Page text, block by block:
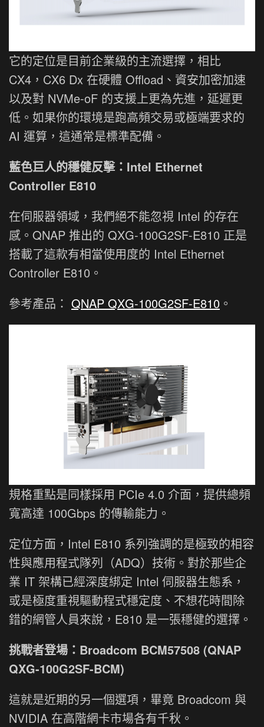
它的定位是目前企業級的主流選擇，相比
CX4，CX6 Dx 在硬體 Offload、資安加密加速
以及對 NVMe-oF 的支援上更為先進，延遲更
低。如果你的環境是跑高頻交易或極端要求的
AI 運算，這通常是標準配備。
藍色巨人的穩健反擊：Intel Ethernet
Controller E810
在伺服器領域，我們絕不能忽視 Intel 的存在
感。QNAP 推出的 QXG-100G2SF-E810 正是
搭載了這款有相當使用度的 Intel Ethernet
Controller E810。
參考產品： QNAP QXG-100G2SF-E810 。
規格重點是同樣採用 PCIe 4.0 介面，提供總頻
寬高達 100Gbps 的傳輸能力。
定位方面，Intel E810 系列強調的是極致的相容
性與應用程式隊列（ADQ）技術。對於那些企
業 IT 架構已經深度綁定 Intel 伺服器生態系，
或是極度重視驅動程式穩定度、不想花時間除
錯的網管人員來說，E810 是一張穩健的選擇。
挑戰者登場：Broadcom BCM57508 (QNAP
QXG-100G2SF-BCM)
這就是近期的另一個選項，畢竟 Broadcom 與
NVIDIA 在高階網卡市場各有千秋。